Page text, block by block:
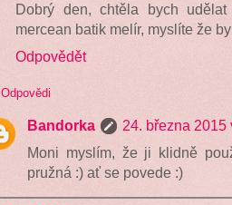
Dobrý den, chtěla bych
mercean batik melír, myslíte že
Odpovědět
Odpovědi
Bandorka
24. března 2015
Moni myslím, že ji klidně
pružná :) ať se povede :)